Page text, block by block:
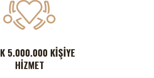
5.000.000 KIŞIYE
HIZMET